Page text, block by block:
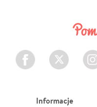
Facebook Twitter
Informacje